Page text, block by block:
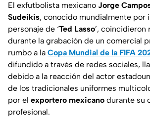
El exfutbolista mexicano Jorge
Sudeikis, conocido mundialmente por
personaje de ‘Ted Lasso’,
durante la grabación de un comercial
rumbo a la Copa Mundial de la FIFA
difundido a través de redes sociales,
debido a la reacción del actor
de los tradicionales uniformes
por el exportero mexicano durante su
profesional.